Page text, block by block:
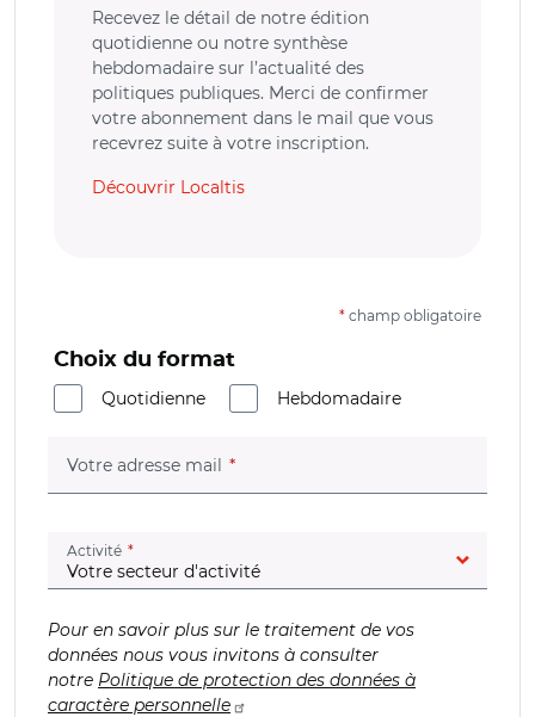
Recevez le détail de notre édition
quotidienne ou notre synthèse
hebdomadaire sur l’actualité des
politiques publiques. Merci de confirmer
votre abonnement dans le mail que vous
recevrez suite à votre inscription.
Découvrir Localtis
* champ obligatoire
Choix du format
Quotidienne
Hebdomadaire
Votre adresse mail (champ obligatoire)
Activité (champ obligatoire)
Pour en savoir plus sur le traitement de vos
données nous vous invitons à consulter
notre Politique de protection des données à
caractère personnelle